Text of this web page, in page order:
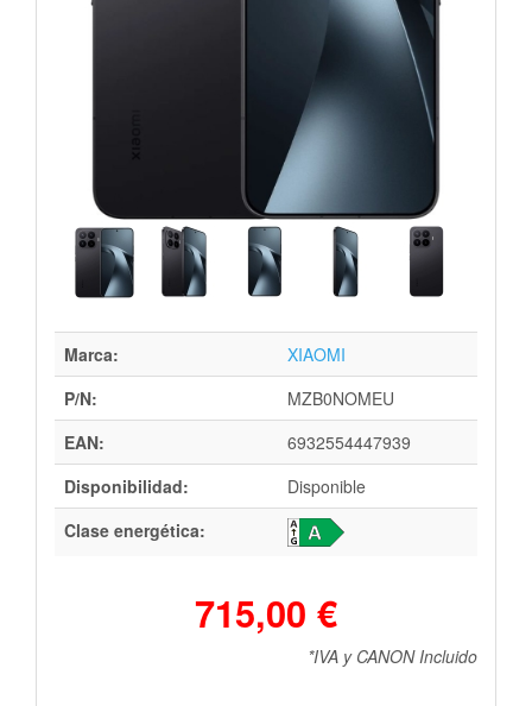
Marca:
XIAOMI
P/N:
MZB0NOMEU
EAN:
6932554447939
Disponibilidad:
Disponible
Clase energética:
715,00 €
*IVA y CANON Incluido